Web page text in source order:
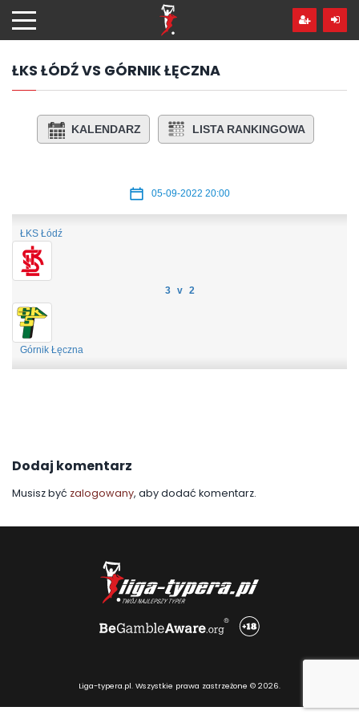
hdo
treści
ŁKS ŁÓDŹ VS GÓRNIK ŁĘCZNA
KALENDARZ LISTA RANKINGOWA
05-09-2022 20:00
ŁKS Łódź
3 v 2
Górnik Łęczna
Dodaj komentarz
Musisz być zalogowany, aby dodać komentarz.
Liga-typera.pl. Wszystkie prawa zastrzeżone © 2026.